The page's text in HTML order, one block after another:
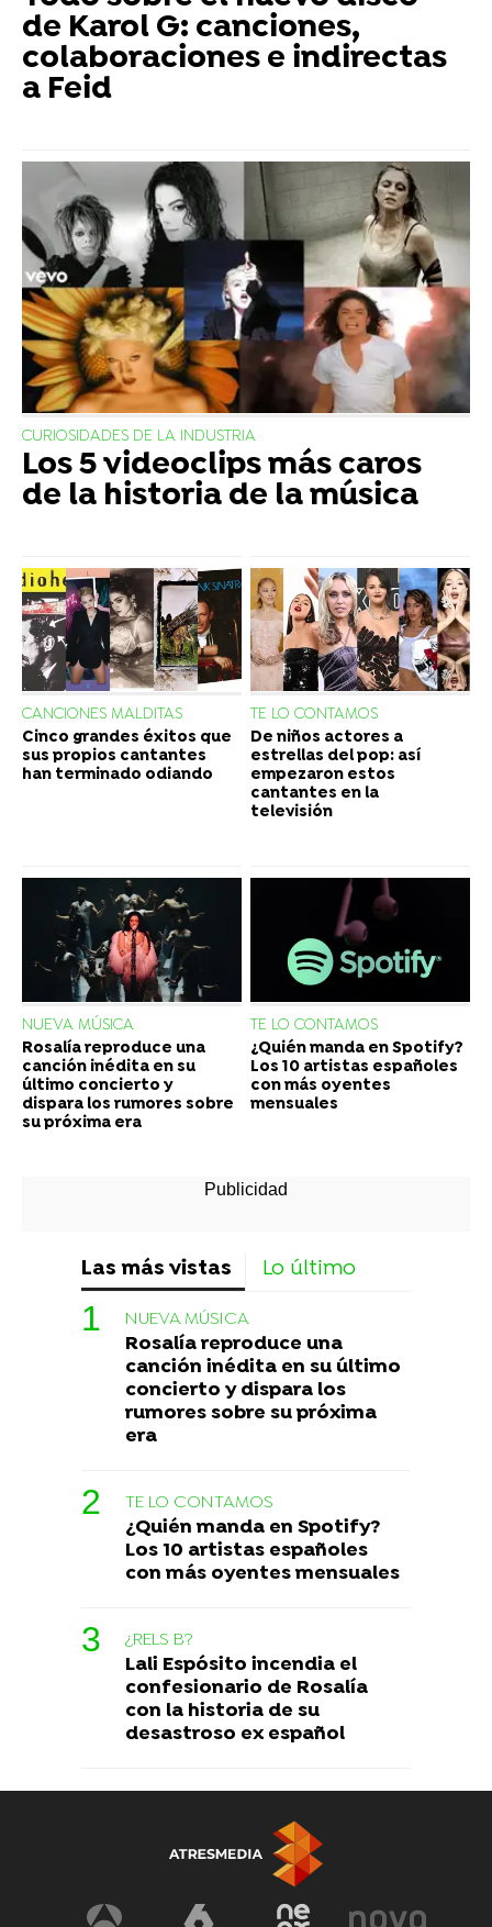
de Karol G: canciones,
colaboraciones e indirectas
a Feid
CURIOSIDADES DE LA INDUSTRIA
Los 5 videoclips más caros
de la historia de la música
CANCIONES MALDITAS
Cinco grandes éxitos que
sus propios cantantes
han terminado odiando
TE LO CONTAMOS
De niños actores a
estrellas del pop: así
empezaron estos
cantantes en la
televisión
NUEVA MÚSICA
Rosalía reproduce una
canción inédita en su
último concierto y
dispara los rumores sobre
su próxima era
TE LO CONTAMOS
¿Quién manda en Spotify?
Los 10 artistas españoles
con más oyentes
mensuales
Las más vistas Lo último
NUEVA MÚSICA
Rosalía reproduce una
canción inédita en su último
concierto y dispara los
rumores sobre su próxima
era
TE LO CONTAMOS
¿Quién manda en Spotify?
Los 10 artistas españoles
con más oyentes mensuales
¿RELS B?
Lali Espósito incendia el
confesionario de Rosalía
con la historia de su
desastroso ex español